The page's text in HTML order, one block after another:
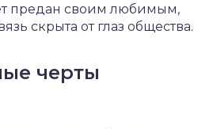
предан своим любимым,
скрыта от глаз общества.
черты